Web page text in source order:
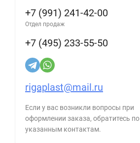
+7 (991) 241-42-00
Отдел продаж
+7 (495) 233-55-50
rigaplast@mail.ru
Если у вас возникли вопросы при
оформлении заказа, обратитесь по
указанным контактам.